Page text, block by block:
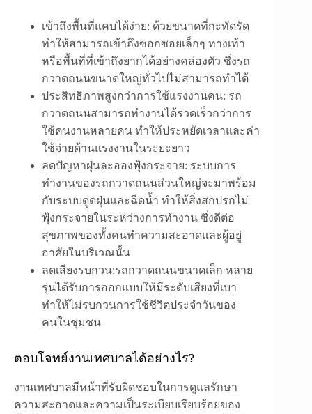
เข้าถึงพื้นที่แคบได้ง่าย: ด้วยขนาดที่กะทัดรัด
ทำให้สามารถเข้าถึงซอกซอยเล็กๆ ทางเท้า
หรือพื้นที่ที่เข้าถึงยากได้อย่างคล่องตัว ซึ่งรถ
กวาดถนนขนาดใหญ่ทั่วไปไม่สามารถทำได้
ประสิทธิภาพสูงกว่าการใช้แรงงานคน: รถ
กวาดถนนสามารถทำงานได้รวดเร็วกว่าการ
ใช้คนงานหลายคน ทำให้ประหยัดเวลาและค่า
ใช้จ่ายด้านแรงงานในระยะยาว
ลดปัญหาฝุ่นละอองฟุ้งกระจาย: ระบบการ
ทำงานของรถกวาดถนนส่วนใหญ่จะมาพร้อม
กับระบบดูดฝุ่นและฉีดน้ำ ทำให้สิ่งสกปรกไม่
ฟุ้งกระจายในระหว่างการทำงาน ซึ่งดีต่อ
สุขภาพของทั้งคนทำความสะอาดและผู้อยู่
อาศัยในบริเวณนั้น
ลดเสียงรบกวน:รถกวาดถนนขนาดเล็ก หลาย
รุ่นได้รับการออกแบบให้มีระดับเสียงที่เบา
ทำให้ไม่รบกวนการใช้ชีวิตประจำวันของ
คนในชุมชน
ตอบโจทย์งานเทศบาลได้อย่างไร?
งานเทศบาลมีหน้าที่รับผิดชอบในการดูแลรักษา
ความสะอาดและความเป็นระเบียบเรียบร้อยของ